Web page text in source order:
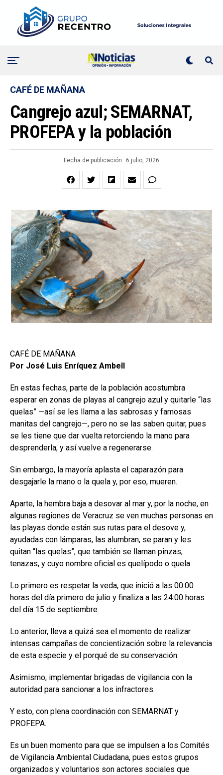
CAFÉ DE MAÑANA
Cangrejo azul; SEMARNAT,
PROFEPA y la población
Fecha de publicación: 6 julio, 2026
CAFÉ DE MAÑANA
Por José Luis Enríquez Ambell
En estas fechas, parte de la población acostumbra
esperar en zonas de playas al cangrejo azul y quitarle “las
quelas” —así se les llama a las sabrosas y famosas
manitas del cangrejo—, pero no se las saben quitar, pues
se les tiene que dar vuelta retorciendo la mano para
desprenderla, y así vuelve a regenerarse.
Sin embargo, la mayoría aplasta el caparazón para
desgajarle la mano o la quela y, por eso, mueren.
Aparte, la hembra baja a desovar al mar y, por la noche, en
algunas regiones de Veracruz se ven muchas personas en
las playas donde están sus rutas para el desove y,
ayudadas con lámparas, las alumbran, se paran y les
quitan “las quelas”, que también se llaman pinzas,
tenazas, y cuyo nombre oficial es quelípodo o quela.
Lo primero es respetar la veda, que inició a las 00:00
horas del día primero de julio y finaliza a las 24:00 horas
del día 15 de septiembre.
Lo anterior, lleva a quizá sea el momento de realizar
intensas campañas de concientización sobre la relevancia
de esta especie y el porqué de su conservación.
Asimismo, implementar brigadas de vigilancia con la
autoridad para sancionar a los infractores.
Y esto, con plena coordinación con SEMARNAT y
PROFEPA.
Es un buen momento para que se impulsen a los Comités
de Vigilancia Ambiental Ciudadana, pues estos grupos
organizados y voluntarios son actores sociales que